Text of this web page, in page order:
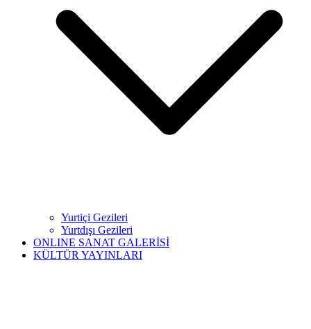
Yurtiçi Gezileri
Yurtdışı Gezileri
ONLINE SANAT GALERİSİ
KÜLTÜR YAYINLARI